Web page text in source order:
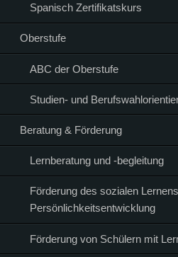
Spanisch Zertifikatskurs
Oberstufe
ABC der Oberstufe
Studien- und
Beratung & Förderung
Lernberatung und -begleitung
Förderung des sozialen
Persönlichkeitsentwicklung
Förderung von Schülern mit